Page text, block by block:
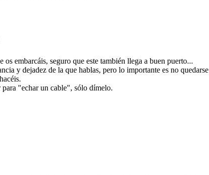
embarcáis, seguro que este también llega a buen puerto...
y dejadez de la que hablas, pero lo importante es no quedarse
para "echar un cable", sólo dímelo.